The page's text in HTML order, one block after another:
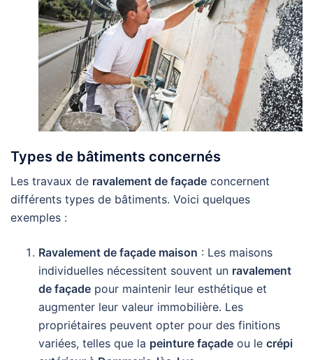
Types de bâtiments concernés
Les travaux de ravalement de façade concernent
différents types de bâtiments. Voici quelques
exemples :
Ravalement de façade maison : Les maisons
individuelles nécessitent souvent un ravalement
de façade pour maintenir leur esthétique et
augmenter leur valeur immobilière. Les
propriétaires peuvent opter pour des finitions
variées, telles que la peinture façade ou le crépi